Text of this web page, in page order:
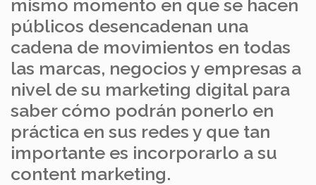
mismo momento en que se hacen
públicos desencadenan una
cadena de movimientos en todas
las marcas, negocios y empresas a
nivel de su marketing digital para
saber cómo podrán ponerlo en
práctica en sus redes y que tan
importante es incorporarlo a su
content marketing.